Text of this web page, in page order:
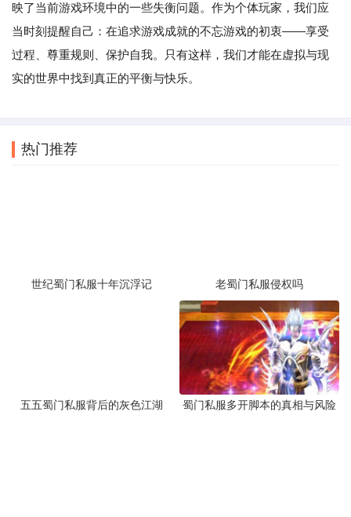
映了当前游戏环境中的一些失衡问题。作为个体玩家，我们应
当时刻提醒自己：在追求游戏成就的不忘游戏的初衷——享受
过程、尊重规则、保护自我。只有这样，我们才能在虚拟与现
实的世界中找到真正的平衡与快乐。
热门推荐
世纪蜀门私服十年沉浮记 老蜀门私服侵权吗
五五蜀门私服背后的灰色江湖 蜀门私服多开脚本的真相与风险